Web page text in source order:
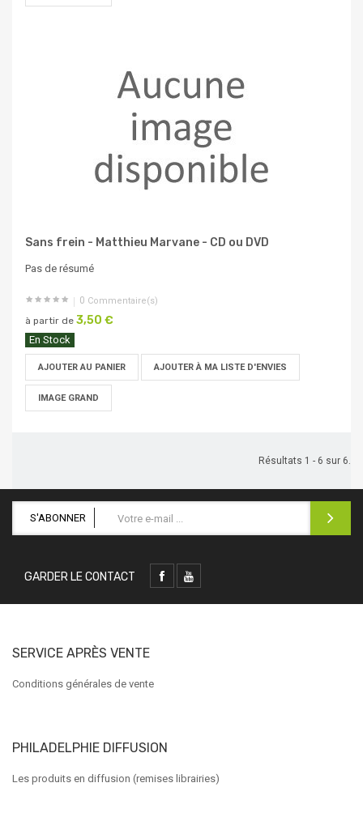
Sans frein - Matthieu Marvane - CD ou DVD
Pas de résumé
0 Commentaire(s)
à partir de 3,50 €
En Stock
AJOUTER AU PANIER AJOUTER À MA LISTE D'ENVIES
IMAGE GRAND
Résultats 1 - 6 sur 6.
S'ABONNER
GARDER LE CONTACT
SERVICE APRÈS VENTE
Conditions générales de vente
PHILADELPHIE DIFFUSION
Les produits en diffusion (remises librairies)